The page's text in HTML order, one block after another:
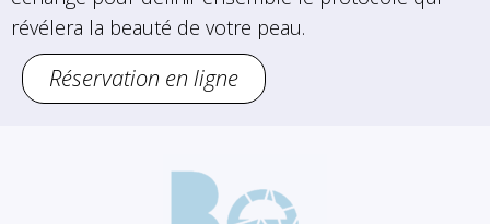
révélera la beauté de votre peau.
Réservation en ligne